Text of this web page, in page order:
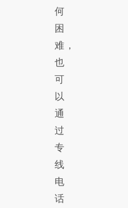
何
困
难，
也
可
以
通
过
专
线
电
话